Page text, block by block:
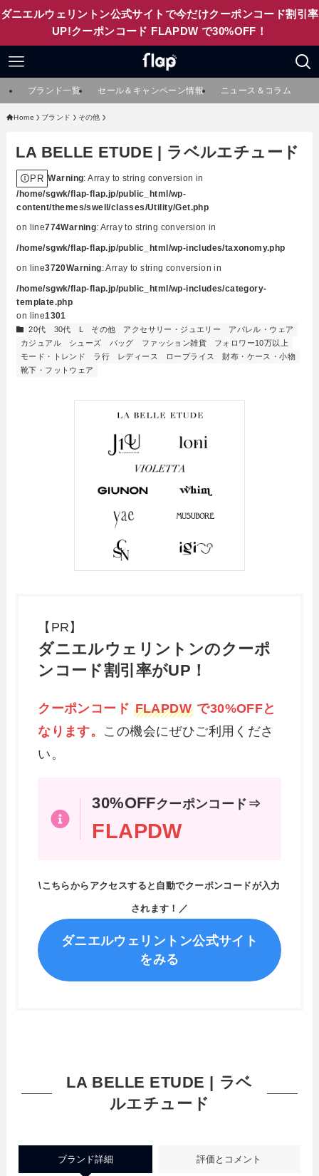
ダニエルウェリントン公式サイトで今だけクーポンコード割引率
UP!クーポンコード FLAPDW で30%OFF！
ブランド一覧 セール＆キャンペーン情報 ニュース＆コラム
Home ブランド その他
LA BELLE ETUDE | ラベルエチュード
PR Warning: Array to string conversion in
/home/sgwk/flap-flap.jp/public_html/wp-
content/themes/swell/classes/Utility/Get.php
on line774Warning: Array to string conversion in
/home/sgwk/flap-flap.jp/public_html/wp-includes/taxonomy.php
on line3720Warning: Array to string conversion in
/home/sgwk/flap-flap.jp/public_html/wp-includes/category-
template.php
on line1301
20代 30代 L その他 アクセサリー・ジュエリー
アパレル・ウェア
カジュアル
シューズ バッグ ファッション雑貨
フォロワー10万以上
モード・トレンド
ラ行 レディース ロープライス
財布・ケース・小物
靴下・フットウェア
【PR】
ダニエルウェリントンのクーポ
ンコード割引率がUP！
クーポンコード FLAPDWで30%OFFと
なります。 この機会にぜひご利用くださ
い。
30%OFFクーポンコード⇒
FLAPDW
\こちらからアクセスすると自動でクーポンコードが入力
されます！／
ダニエルウェリントン公式サイト
をみる
LA BELLE ETUDE | ラベ
ルエチュード
ブランド詳細 評価とコメント